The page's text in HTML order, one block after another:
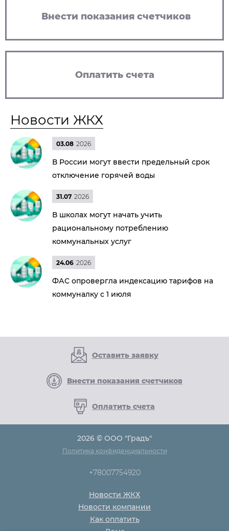
Внести показания счетчиков
Оплатить счета
Новости ЖКХ
03.08 2026
В России могут ввести предельный срок
отключение горячей воды
31.07 2026
В школах могут начать учить
рациональному потреблению
коммунальных услуг
24.06 2026
ФАС опровергла индексацию тарифов на
коммуналку с 1 июля
Оставить заявку
Внести показания счетчиков
Оплатить счета
2026 © ООО "Градъ"
Политика конфиденциальности
+78007754920
Новости ЖКХ
Новости компании
Как оплатить